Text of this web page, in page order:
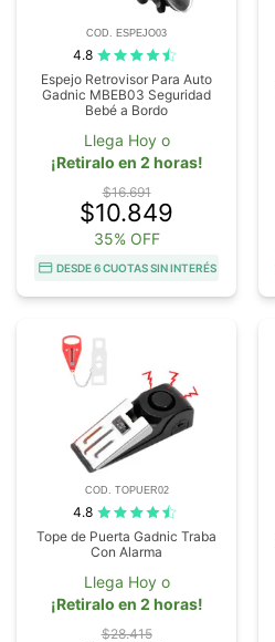
COD. ESPEJO03
4.8
Espejo Retrovisor Para Auto
Gadnic MBEB03 Seguridad
Bebé a Bordo
Llega Hoy o
¡Retiralo en 2 horas!
$16.691
$10.849
35% OFF
DESDE 6 CUOTAS SIN INTERÉS
COD. TOPUER02
4.8
Tope de Puerta Gadnic Traba
Con Alarma
Llega Hoy o
¡Retiralo en 2 horas!
$28.415